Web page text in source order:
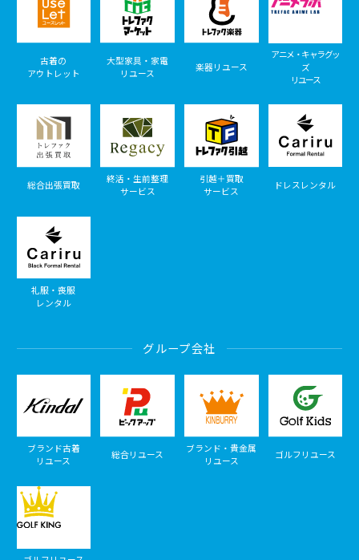
古着の
アウトレット
大型家具・家電
リユース
楽器リユース
アニメ・キャラグッ
ズ
リユース
総合出張買取
終活・生前整理
サービス
引越＋買取
サービス
ドレスレンタル
礼服・喪服
レンタル
グループ会社
ブランド古着
リユース
総合リユース
ブランド・貴金属
リユース
ゴルフリユース